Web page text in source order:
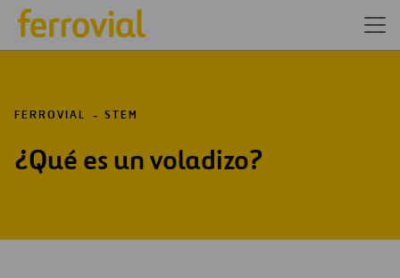
FERROVIAL STEM
¿Qué es un voladizo?